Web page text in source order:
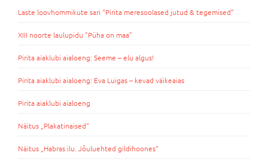
Laste loovhommikute sari “Pirita meresoolased jutud & tegemised”
XIII noorte laulupidu ”Püha on maa”
Pirita aiaklubi aialoeng: Seeme – elu algus!
Pirita aiaklubi aialoeng: Eva Luigas – kevad väikeaias
Pirita aiaklubi aialoeng
Näitus „Plakatinaised“
Näitus „Habras ilu. Jõuluehted gildihoones“